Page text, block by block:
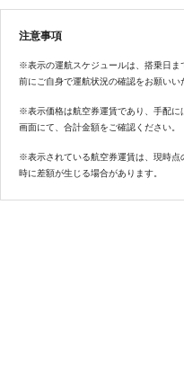
注意事項
※表示の運航スケジュールは、搭乗日ま
前にご自身で運航状況の確認をお願いい
※表示価格は航空券運賃であり、手配に
画面にて、合計金額をご確認ください。
※表示されている航空券運賃は、現時点
時に差額が生じる場合があります。